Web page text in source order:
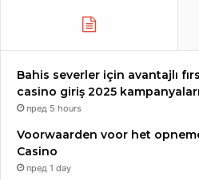
Bahis severler için avantajlı
casino giriş 2025
пред 5 hours
Voorwaarden voor het
Casino
пред 1 day